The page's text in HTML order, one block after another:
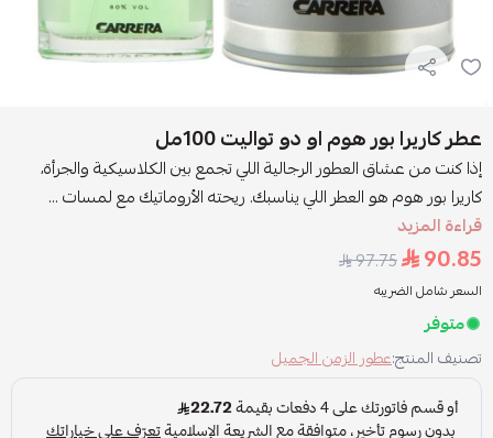
عطر كاريرا بور هوم او دو تواليت 100مل
إذا كنت من عشاق العطور الرجالية اللي تجمع بين الكلاسيكية والجرأة،
كاريرا بور هوم هو العطر اللي يناسبك. ريحته الأروماتيك مع لمسات ...
قراءة المزيد
90.85
97.75
السعر شامل الضريبه
متوفر
تصنيف المنتج:عطور الزمن الجميل